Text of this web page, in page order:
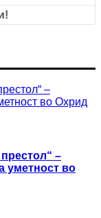
–
уметност во